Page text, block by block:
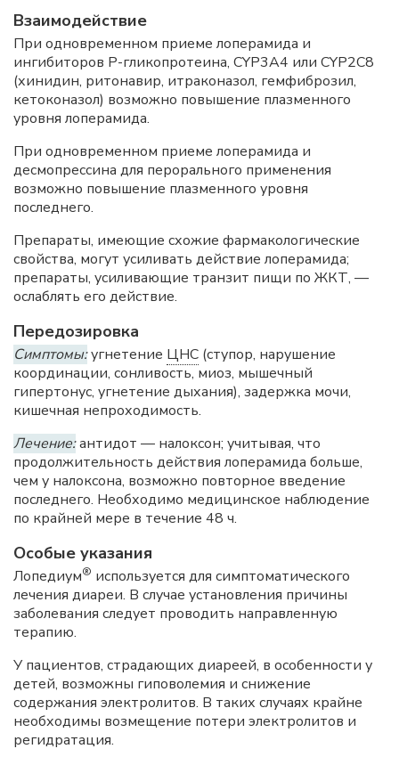
Взаимодействие
При одновременном приеме лоперамида и
ингибиторов Р-гликопротеина, CYP3A4 или CYP2C8
(хинидин, ритонавир, итраконазол, гемфиброзил,
кетоконазол) возможно повышение плазменного
уровня лоперамида.
При одновременном приеме лоперамида и
десмопрессина для перорального применения
возможно повышение плазменного уровня
последнего.
Препараты, имеющие схожие фармакологические
свойства, могут усиливать действие лоперамида;
препараты, усиливающие транзит пищи по ЖКТ, —
ослаблять его действие.
Передозировка
Симптомы:угнетение ЦНС (ступор, нарушение
координации, сонливость, миоз, мышечный
гипертонус, угнетение дыхания), задержка мочи,
кишечная непроходимость.
Лечение:антидот — налоксон; учитывая, что
продолжительность действия лоперамида больше,
чем у налоксона, возможно повторное введение
последнего. Необходимо медицинское наблюдение
по крайней мере в течение 48 ч.
Особые указания
Лопедиум® используется для симптоматического
лечения диареи. В случае установления причины
заболевания следует проводить направленную
терапию.
У пациентов, страдающих диареей, в особенности у
детей, возможны гиповолемия и снижение
содержания электролитов. В таких случаях крайне
необходимы возмещение потери электролитов и
регидратация.